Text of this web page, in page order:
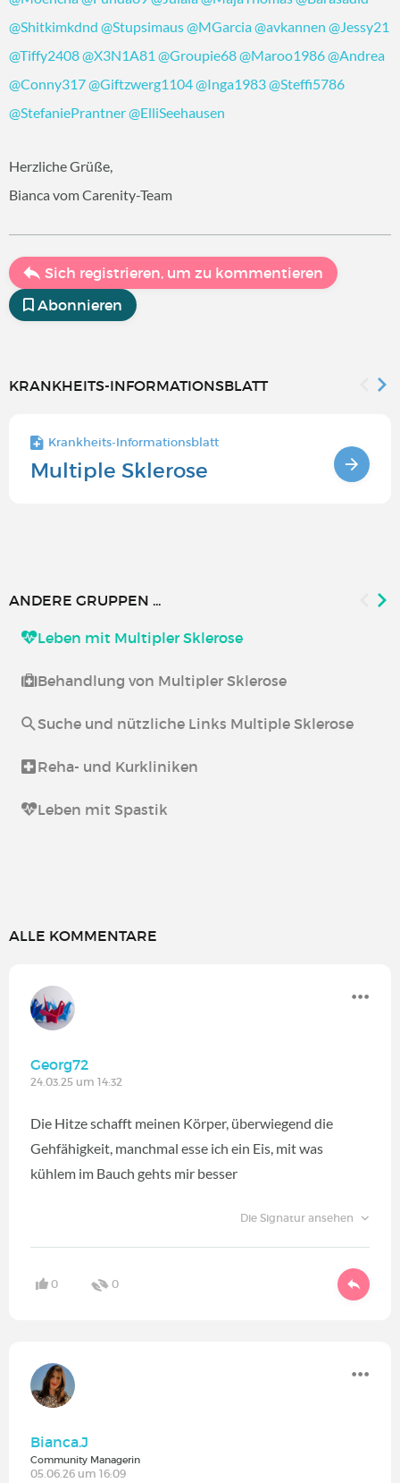
@Shitkimkdnd @Stupsimaus@MGarcia@avkannen @Jessy21
@Tiffy2408@X3N1A81 @Groupie68@Maroo1986@Andrea
@Conny317@Giftzwerg1104@Inga1983@Steffi5786
@StefaniePrantner@ElliSeehausen
Herzliche Grüße,
Bianca vom Carenity-Team
Sich registrieren, um zu kommentieren
Abonnieren
KRANKHEITS-INFORMATIONSBLATT
Krankheits-Informationsblatt
Multiple Sklerose
ANDERE GRUPPEN ...
Leben mit Multipler Sklerose
Behandlung von Multipler Sklerose
Suche und nützliche Links Multiple Sklerose
Reha- und Kurkliniken
Leben mit Spastik
ALLE KOMMENTARE
Georg72
24.03.25 um 14:32
Die Hitze schafft meinen Körper, überwiegend die
Gehfähigkeit, manchmal esse ich ein Eis, mit was
kühlem im Bauch gehts mir besser
Die Signatur ansehen
0 0
Bianca.J
Community Managerin
05.06.26 um 16:09